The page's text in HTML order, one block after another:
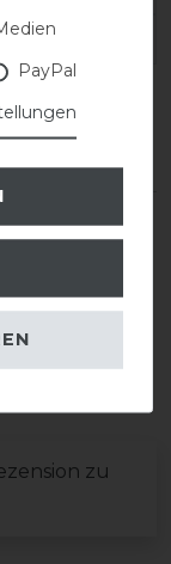
zu
PayPal